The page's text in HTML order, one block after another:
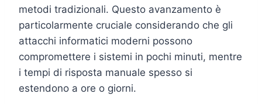
metodi tradizionali. Questo avanzamento è
particolarmente cruciale considerando che gli
attacchi informatici moderni possono
compromettere i sistemi in pochi minuti, mentre
i tempi di risposta manuale spesso si
estendono a ore o giorni.